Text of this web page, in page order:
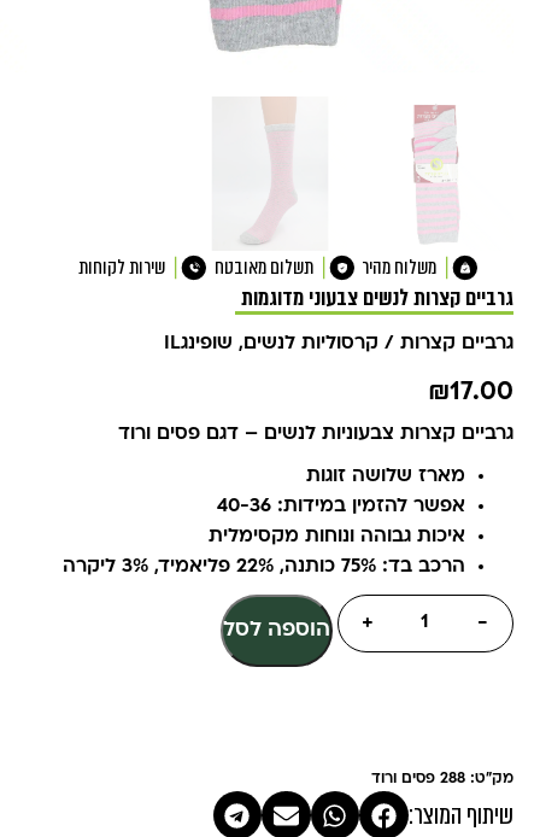
משלוח מהיר תשלום מאובטח שירות לקוחות
גרביים קצרות לנשים צבעוני מדוגמות
גרביים קצרות / קרסוליות לנשים , שופינגIL
₪17.00
גרביים קצרות צבעוניות לנשים – דגם פסים ורוד
מארז שלושה זוגות
אפשר להזמין במידות: 40-36
איכות גבוהה ונוחות מקסימלית
הרכב בד: 75% כותנה, 22% פליאמיד, 3% ליקרה
-
+ הוספה לסל
מק"ט: 288 פסים ורוד
שיתוף המוצר: